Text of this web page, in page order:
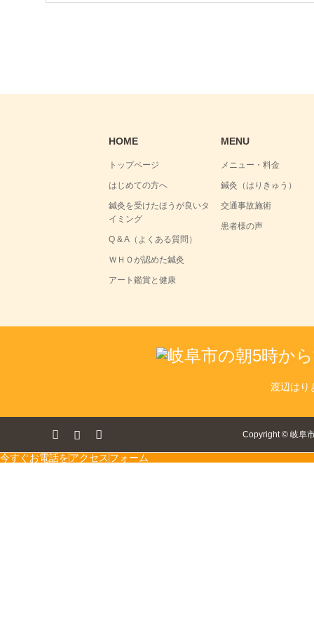
HOME
トップページ
はじめての方へ
鍼灸を受けたほうが良いタ
イミング
Q & A（よくある質問）
ＷＨＯが認めた鍼灸
アート鑑賞と健康
MENU
メニュー・料金
鍼灸（はりきゅう）
交通事故施術
患者様の声
渡辺はり
Copyright© 岐阜
今すぐお電話をアクセス フォーム